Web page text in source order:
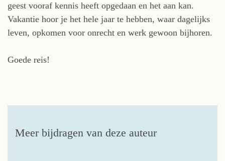
geest vooraf kennis heeft opgedaan en het aan kan.
Vakantie hoor je het hele jaar te hebben, waar dagelijks
leven, opkomen voor onrecht en werk gewoon bijhoren.
Goede reis!
Meer bijdragen van deze auteur